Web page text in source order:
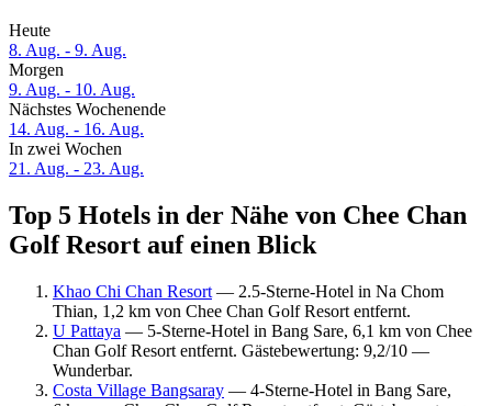
Heute
8. Aug. - 9. Aug.
Morgen
9. Aug. - 10. Aug.
Nächstes Wochenende
14. Aug. - 16. Aug.
In zwei Wochen
21. Aug. - 23. Aug.
Top 5 Hotels in der Nähe von Chee Chan
Golf Resort auf einen Blick
Khao Chi Chan Resort — 2.5-Sterne-Hotel in Na Chom
Thian, 1,2 km von Chee Chan Golf Resort entfernt.
U Pattaya — 5-Sterne-Hotel in Bang Sare, 6,1 km von Chee
Chan Golf Resort entfernt. Gästebewertung: 9,2/10 —
Wunderbar.
Costa Village Bangsaray — 4-Sterne-Hotel in Bang Sare,